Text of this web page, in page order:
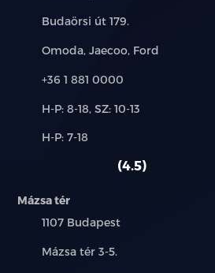
tolatóradar
USB csatlakozó
utasoldali légzsák
ÁFA visszaigényelhető
első forgalomba helyezés
Cím:
Budaörsi út 179.
Márkák:
Omoda, Jaecoo, Ford
Telefon:
+36 1 881 0000
Új-
használt
H-P: 8-18, SZ: 10-13
Alkatrész,
H-P: 7-18
4.5
Mázsa tér
Település:
1107 Budapest
Cím:
Mázsa tér 3-5.